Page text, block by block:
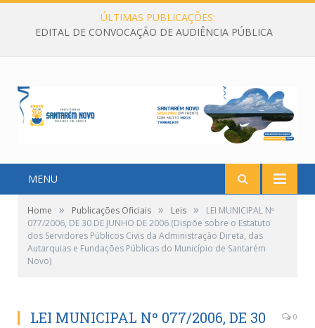
ÚLTIMAS PUBLICAÇÕES:
EDITAL DE CONVOCAÇÃO DE AUDIÊNCIA PÚBLICA
MENU
Home » Publicações Oficiais » Leis »
LEI MUNICIPAL Nº
077/2006, DE 30 DE JUNHO DE 2006 (Dispõe sobre o Estatuto
dos Servidores Públicos Civis da Administração Direta, das
Autarquias e Fundações Públicas do Município de Santarém
Novo)
LEI MUNICIPAL Nº 077/2006, DE 30
0